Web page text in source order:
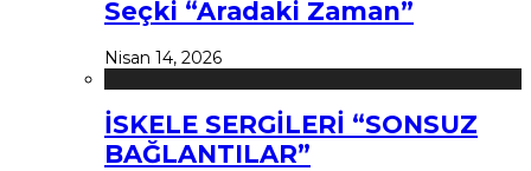
Seçki “Aradaki Zaman”
Nisan 14, 2026
İSKELE SERGİLERİ “SONSUZ
BAĞLANTILAR”